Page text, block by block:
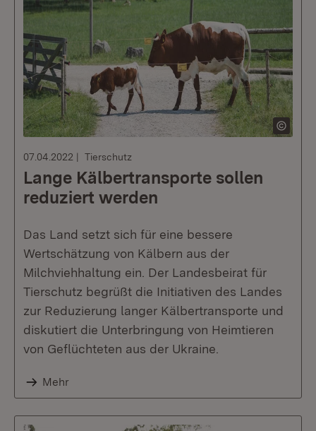
07.04.2022 Tierschutz
Lange Kälbertransporte sollen
reduziert werden
Das Land setzt sich für eine bessere
Wertschätzung von Kälbern aus der
Milchviehhaltung ein. Der Landesbeirat für
Tierschutz begrüßt die Initiativen des Landes
zur Reduzierung langer Kälbertransporte und
diskutiert die Unterbringung von Heimtieren
von Geflüchteten aus der Ukraine.
Mehr